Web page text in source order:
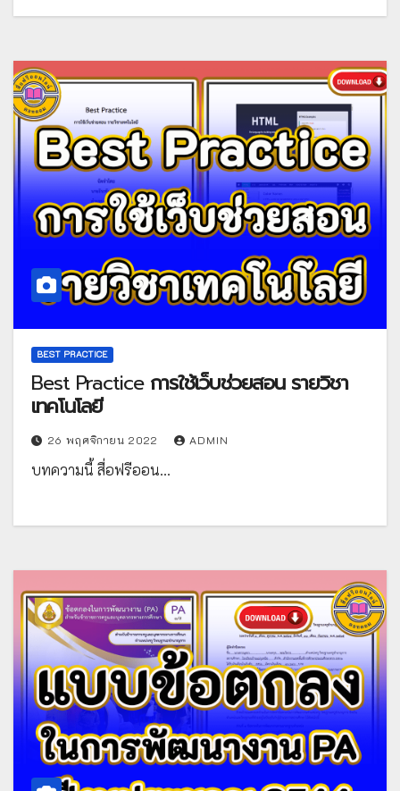
BEST PRACTICE
Best Practice การใช้เว็บช่วยสอน รายวิชา
เทคโนโลยี
26 พฤศจิกายน 2022 ADMIN
บทความนี้ สื่อฟรีออน…